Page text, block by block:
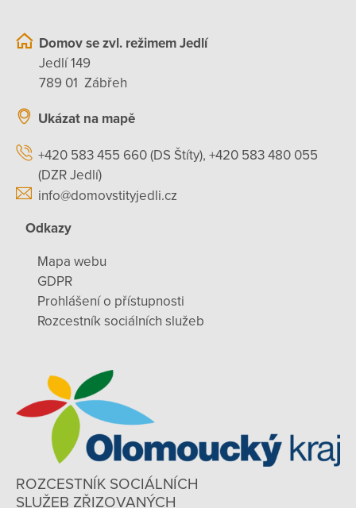
Domov se zvl. režimem Jedlí
Jedlí 149
789 01 Zábřeh
Ukázat na mapě
+420 583 455 660 (DS Štíty), +420 583 480 055
(DZR Jedlí)
info@domovstityjedli.cz
Odkazy
Mapa webu
GDPR
Prohlášení o přístupnosti
Rozcestník sociálních služeb
ROZCESTNÍK SOCIÁLNÍCH
SLUŽEB ZŘIZOVANÝCH